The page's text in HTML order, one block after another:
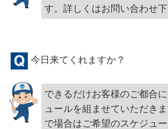
す。詳しくはお問い合わせ下
今日来てくれますか？
できるだけお客様のご都合
ュールを組ませていただき
で場合はご希望のスケジュ